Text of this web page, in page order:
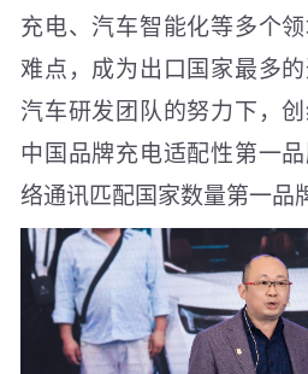
充电、汽车智能化等多个
难点，成为出口国家最多
汽车研发团队的努力下，
中国品牌充电适配性第一
络通讯匹配国家数量第一品